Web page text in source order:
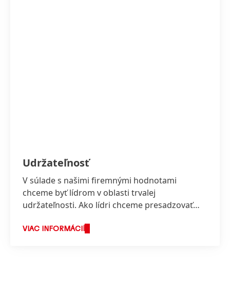
Udržateľnosť
V súlade s našimi firemnými hodnotami
chceme byť lídrom v oblasti trvalej
udržateľnosti. Ako lídri chceme presadzovať
udržateľnosti a zároveň zodpovedne
VIAC INFORMÁCIÍ